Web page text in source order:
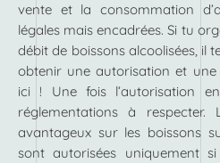
vente et la consommation
légales mais encadrées. Si tu
débit de boissons alcoolisées, il
obtenir une autorisation et une
ici ! Une fois l’autorisation
réglementations à
avantageux sur les boissons
sont autorisées uniquement